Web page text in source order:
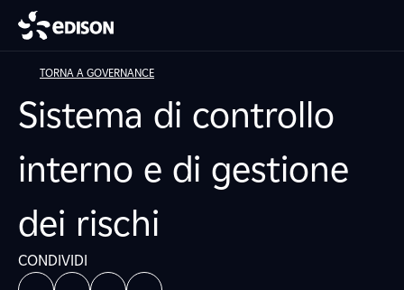
TORNA A GOVERNANCE
Sistema di controllo
interno e di gestione
dei rischi
CONDIVIDI